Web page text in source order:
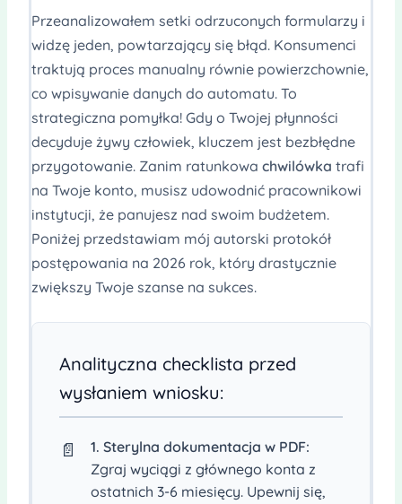
Przeanalizowałem setki odrzuconych formularzy i
widzę jeden, powtarzający się błąd. Konsumenci
traktują proces manualny równie powierzchownie,
co wpisywanie danych do automatu. To
strategiczna pomyłka! Gdy o Twojej płynności
decyduje żywy człowiek, kluczem jest bezbłędne
przygotowanie. Zanim ratunkowa chwilówka trafi
na Twoje konto, musisz udowodnić pracownikowi
instytucji, że panujesz nad swoim budżetem.
Poniżej przedstawiam mój autorski protokół
postępowania na 2026 rok, który drastycznie
zwiększy Twoje szanse na sukces.
Analityczna checklista przed
wysłaniem wniosku:
📄
1. Sterylna dokumentacja w PDF:
Zgraj wyciągi z głównego konta z
ostatnich 3-6 miesięcy. Upewnij się,